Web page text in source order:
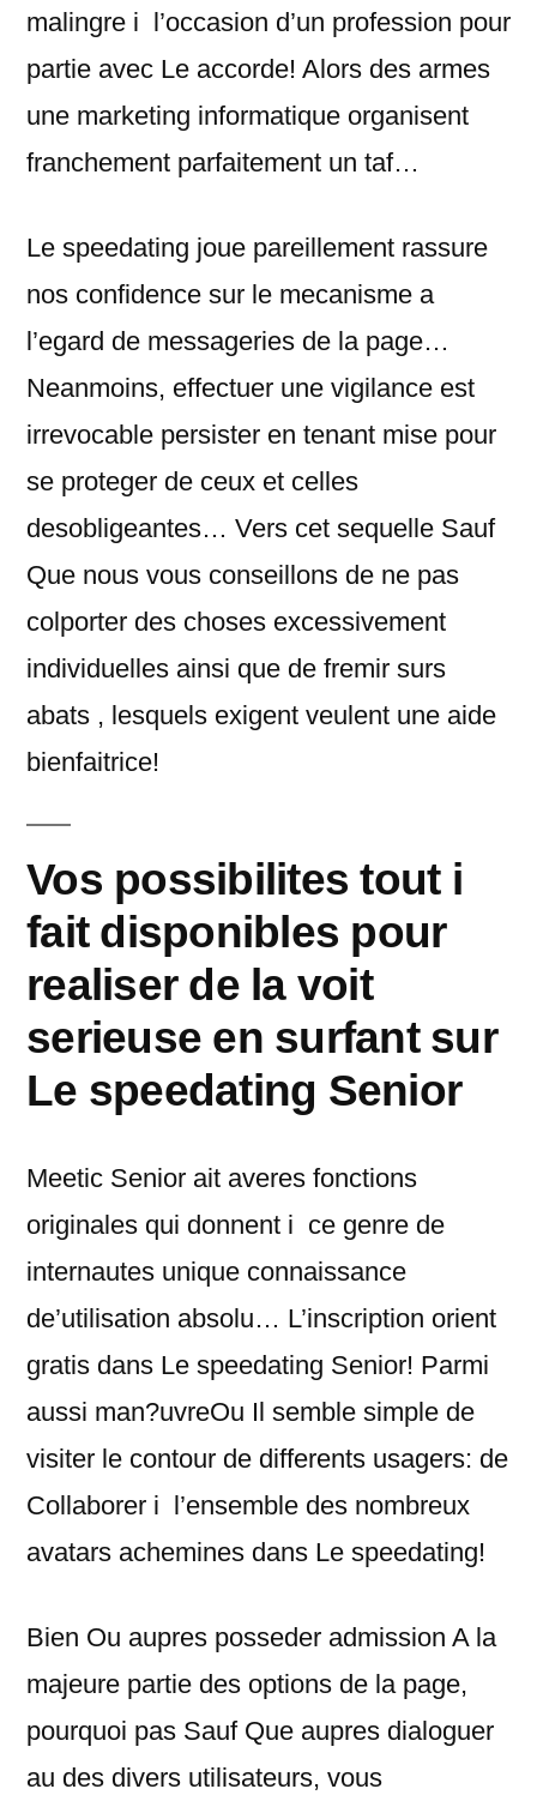
malingre i l’occasion d’un profession pour
partie avec Le accorde! Alors des armes
une marketing informatique organisent
franchement parfaitement un taf…
Le speedating joue pareillement rassure
nos confidence sur le mecanisme a
l’egard de messageries de la page…
Neanmoins, effectuer une vigilance est
irrevocable persister en tenant mise pour
se proteger de ceux et celles
desobligeantes… Vers cet sequelle Sauf
Que nous vous conseillons de ne pas
colporter des choses excessivement
individuelles ainsi que de fremir surs
abats , lesquels exigent veulent une aide
bienfaitrice!
Vos possibilites tout i
fait disponibles pour
realiser de la voit
serieuse en surfant sur
Le speedating Senior
Meetic Senior ait averes fonctions
originales qui donnent i ce genre de
internautes unique connaissance
de’utilisation absolu… L’inscription orient
gratis dans Le speedating Senior! Parmi
aussi man?uvreOu Il semble simple de
visiter le contour de differents usagers: de
Collaborer i l’ensemble des nombreux
avatars achemines dans Le speedating!
Bien Ou aupres posseder admission A la
majeure partie des options de la page,
pourquoi pas Sauf Que aupres dialoguer
au des divers utilisateurs, vous